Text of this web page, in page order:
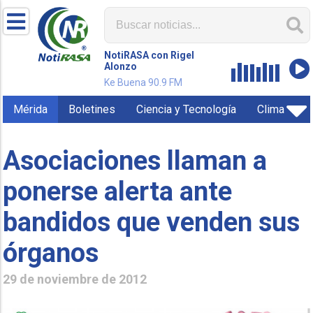
NotiRASA con Rigel
Alonzo
Ke Buena 90.9 FM
Mérida Boletines Ciencia y Tecnología Clima
Asociaciones llaman a
ponerse alerta ante
bandidos que venden sus
órganos
29 de noviembre de 2012